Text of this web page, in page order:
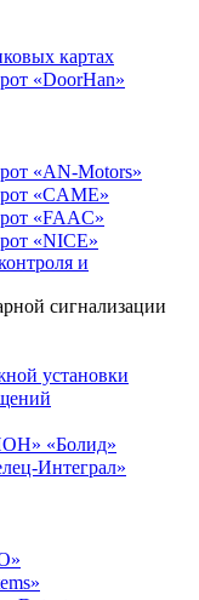
картах
«DoorHan»
«AN-Motors»
«CAME»
«FAAC»
«NICE»
и
сигнализации
установки
«Болид»
Интеграл»